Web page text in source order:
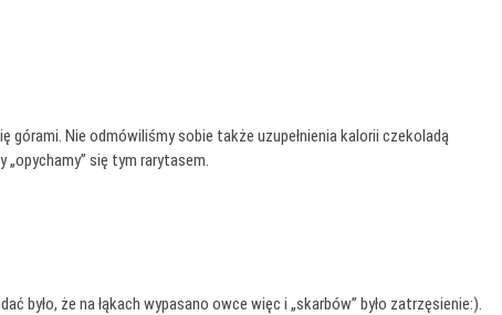
Nie odmówiliśmy sobie także uzupełnienia kalorii czekoladą
„opychamy” się tym rarytasem.
było, że na łąkach wypasano owce więc i „skarbów” było zatrzęsienie:).